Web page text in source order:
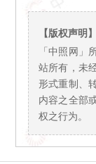
【版权声明】
「中照网」
站所有，未
形式重制、
内容之全部
权之行为。